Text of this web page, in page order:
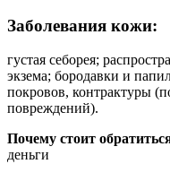
Заболевания кожи:
густая себорея;
экзема; бородавки и
покровов, контрактуры
повреждений).
Почему стоит
деньги